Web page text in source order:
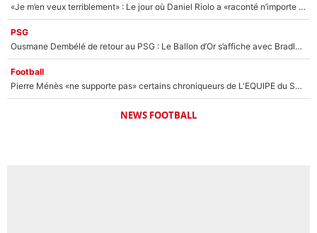
«Je m’en veux terriblement» : Le jour où Daniel Riolo a «raconté n’importe quoi» dans l'After Foot !
PSG
Ousmane Dembélé de retour au PSG : Le Ballon d’Or s’affiche avec Bradley Barcola en plein cœur du feuilleton sur son départ !
Football
Pierre Ménès «ne supporte pas» certains chroniqueurs de L'EQUIPE du Soir : Ils vont tous partir !
NEWS FOOTBALL